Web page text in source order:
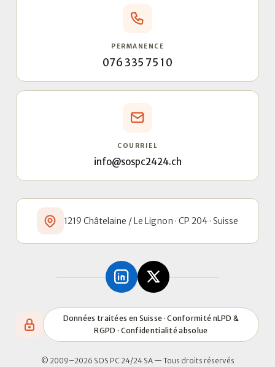
PERMANENCE
076 335 75 10
COURRIEL
info@sospc2424.ch
1219 Châtelaine / Le Lignon · CP 204 · Suisse
Données traitées en Suisse · Conformité nLPD &
RGPD · Confidentialité absolue
© 2009–2026 SOS PC 24/24 SA — Tous droits réservés